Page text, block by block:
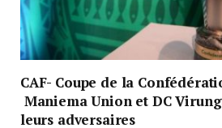
CAF- Coupe de la
Maniema Union et DC
leurs adversaires